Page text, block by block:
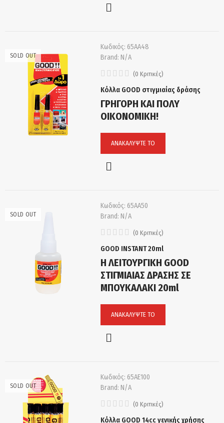
SOLD OUT
Κωδικός: 65ΑΑ48
Brand:N/A
(0 Κριτικές)
Κόλλα GOOD στιγμιαίας δράσης
ΓΡΗΓΟΡΗ ΚΑΙ ΠΟΛΥ
ΟΙΚΟΝΟΜΙΚΗ!
ΑΝΑΚΑΛΎΨΤΕ ΤΟ
SOLD OUT
Κωδικός: 65ΑΑ50
Brand:N/A
(0 Κριτικές)
GOOD INSTANT 20ml
Η ΛΕΙΤΟΥΡΓΙΚΗ GOOD
ΣΤΙΓΜΙΑΙΑΣ ΔΡΑΣΗΣ ΣΕ
ΜΠΟΥΚΑΛΑΚΙ 20ml
ΑΝΑΚΑΛΎΨΤΕ ΤΟ
SOLD OUT
Κωδικός: 65ΑE100
Brand:N/A
(0 Κριτικές)
Κόλλα GOOD 14cc γενικής χρήσης